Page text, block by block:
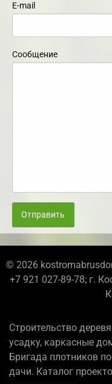
E-mail
Сообщение
Отправить
© 2026
+7 921 027-89-78; г.
Строительство
усадку, каркасные
Бригада плотников
дачи. Каталог